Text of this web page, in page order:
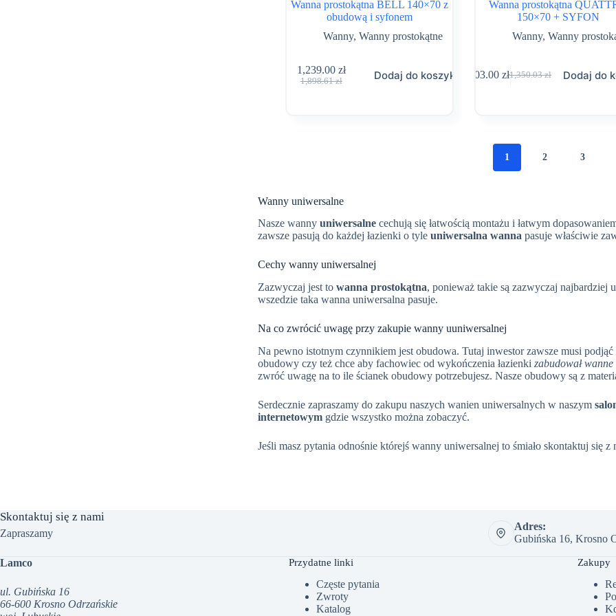
Wanna prostokątna BELL 140×70 z
obudową i syfonem
Wanny,Wanny prostokątne
1,898.61zł
Pierwotna
1,239.00 zł
Aktualna
Dodaj do koszyka
Wanna prostokątna
150×70 + SYFON
Wanny,Wanny
1,350.03zł
Pierwotna
803.00złAktualna
Dodaj do
1 2 3
Wanny uniwersalne
Nasze wanny uniwersalnecechują się łatwością montażu i łatwym
zawsze pasują do każdej łazienki o tyle uniwersalna wanna pasuje właściwie
Cechy wanny uniwersalnej
Zazwyczaj jest to wanna prostokątna, ponieważ takie są zazwyczaj najbardziej
wszedzie taka wanna uniwersalna pasuje.
Na co zwrócić uwagę przy zakupie wanny uuniwersalnej
Na pewno istotnym czynnikiem jest obudowa. Tutaj inwestor zawsze musi
obudowy czy też chce aby fachowiec od wykończenia łazienki zabudował
zwróć uwagę na to ile ścianek obudowy potrzebujesz. Nasze obudowy są z
Serdecznie zapraszamy do zakupu naszych wanien uniwersalnych w naszym
internetowymgdzie wszystko można zobaczyć.
Jeśli masz pytania odnośnie którejś wanny uniwersalnej to śmiało skontaktuj się z
Skontaktuj się z nami
Zapraszamy
Adres:
Gubińska 16, Krosno
Lamco
ul. Gubińska 16
66-600 Krosno Odrzańskie
Przydatne linki
Częste pytania
Zwroty
Katalog
Zakupy